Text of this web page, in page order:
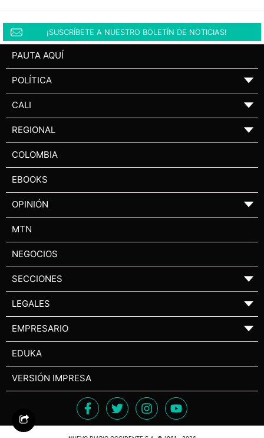
¡SUSCRÍBETE A NUESTRO BOLETÍN DE NOTICIAS!
PAUTA AQUÍ
POLÍTICA ▼
CALI ▼
REGIONAL ▼
COLOMBIA
EBOOKS
OPINIÓN ▼
MTN
NEGOCIOS
SECCIONES ▼
LEGALES ▼
EMPRESARIO ▼
EDUKA
VERSIÓN IMPRESA